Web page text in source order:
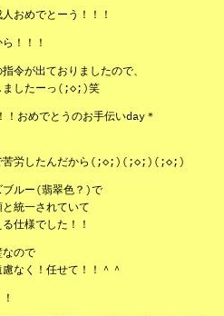
おめでとーう！！！
！！！
令が出ておりましたので、
ましたーっ(;◇;)笑
で苦労したんだから(;◇;)(;◇;)(;◇;)
ブルー(翡翠色？)で
統一されていて
仕様でした！！
なので
なく！任せて！！＾＾